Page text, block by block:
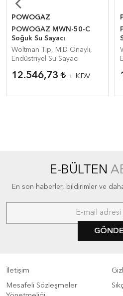
POWOGAZ
POWOGAZ MWN-50-C
Soğuk Su Sayacı
Woltman Tip, MID Onaylı,
Endüstriyel Su Sayacı
12.546,73 + KDV
E-BÜLTEN
En son haberler, bildirimler ve
İletişim
Mesafeli Sözleşmeler